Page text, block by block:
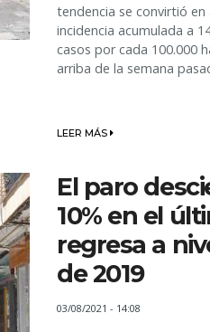
tendencia se convirtió
incidencia acumulada a
casos por cada 100.000
arriba de la semana
LEER MÁS
El paro
10% en el
regresa a
de 2019
03/08/2021 - 14:08